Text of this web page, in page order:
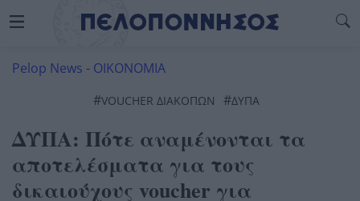
Pelop News - ΟΙΚΟΝΟΜΙΑ
#VOUCHER ΔΙΑΚΟΠΏΝ #ΔΥΠΑ
ΔΥΠΑ: Πότε αναμένονται τα
αποτελέσματα για τους
δικαιούχους voucher για